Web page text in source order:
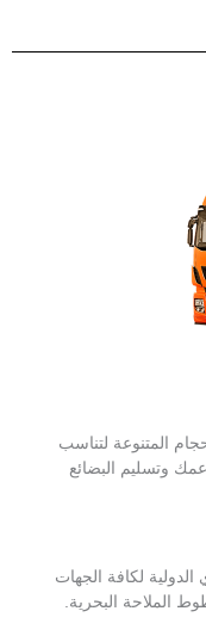
المتنوعة لتناسب
وتسليم البضائع
لكافة الجهات
الملاحة البحرية.